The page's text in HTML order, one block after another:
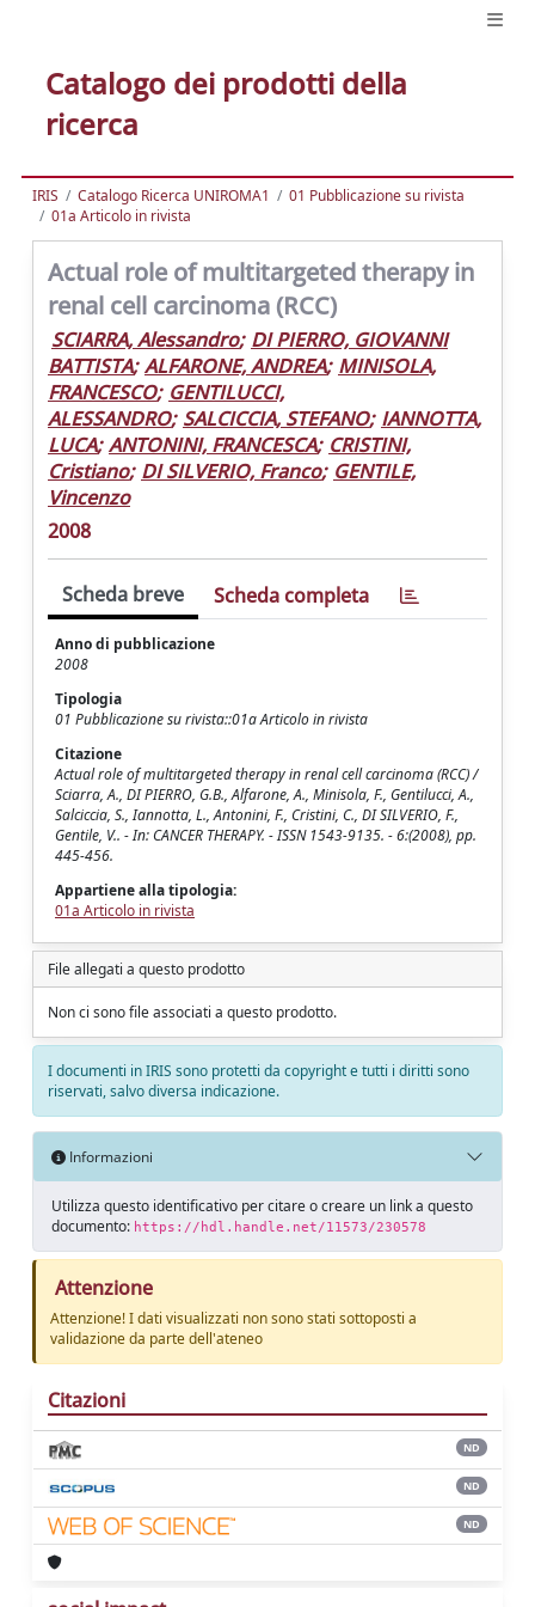
Catalogo dei prodotti della
ricerca
IRIS Catalogo Ricerca UNIROMA1
01 Pubblicazione su rivista
01a Articolo in rivista
Actual role of multitargeted therapy in
renal cell carcinoma (RCC)
SCIARRA, Alessandro; DI PIERRO, GIOVANNI
BATTISTA; ALFARONE, ANDREA; MINISOLA,
FRANCESCO; GENTILUCCI,
ALESSANDRO; SALCICCIA, STEFANO; IANNOTTA,
LUCA; ANTONINI, FRANCESCA; CRISTINI,
Cristiano; DI SILVERIO, Franco; GENTILE,
Vincenzo
2008
Scheda breve Scheda completa
Anno di pubblicazione
2008
Tipologia
01 Pubblicazione su rivista::01a Articolo in rivista
Citazione
Actual role of multitargeted therapy in renal cell carcinoma (RCC) /
Sciarra, A., DI PIERRO, G.B., Alfarone, A., Minisola, F., Gentilucci, A.,
Salciccia, S., Iannotta, L., Antonini, F., Cristini, C., DI SILVERIO, F.,
Gentile, V.. - In: CANCER THERAPY. - ISSN 1543-9135. - 6:(2008), pp.
445-456.
Appartiene alla tipologia:
01a Articolo in rivista
File allegati a questo prodotto
Non ci sono file associati a questo prodotto.
I documenti in IRIS sono protetti da copyright e tutti i diritti sono
riservati, salvo diversa indicazione.
Informazioni
Utilizza questo identificativo per citare o creare un link a questo
documento: https://hdl.handle.net/11573/230578
Attenzione
Attenzione! I dati visualizzati non sono stati sottoposti a
validazione da parte dell'ateneo
Citazioni
ND
ND
ND